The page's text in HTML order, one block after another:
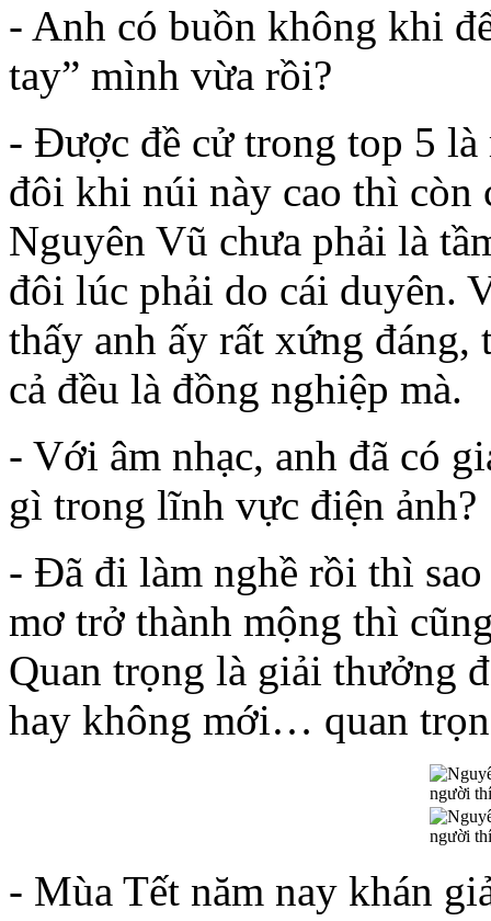
- Anh có buồn không khi
tay” mình vừa rồi?
- Được đề cử trong top 5 là
đôi khi núi này cao thì còn
Nguyên Vũ chưa phải là
đôi lúc phải do cái duyên.
thấy anh ấy rất xứng
cả đều là đồng nghiệp mà.
- Với âm nhạc, anh đã có
gì trong lĩnh vực điện ảnh?
- Đã đi làm nghề rồi thì
mơ trở thành mộng thì
Quan trọng là giải thưởng
hay không mới… quan
- Mùa Tết năm nay khán